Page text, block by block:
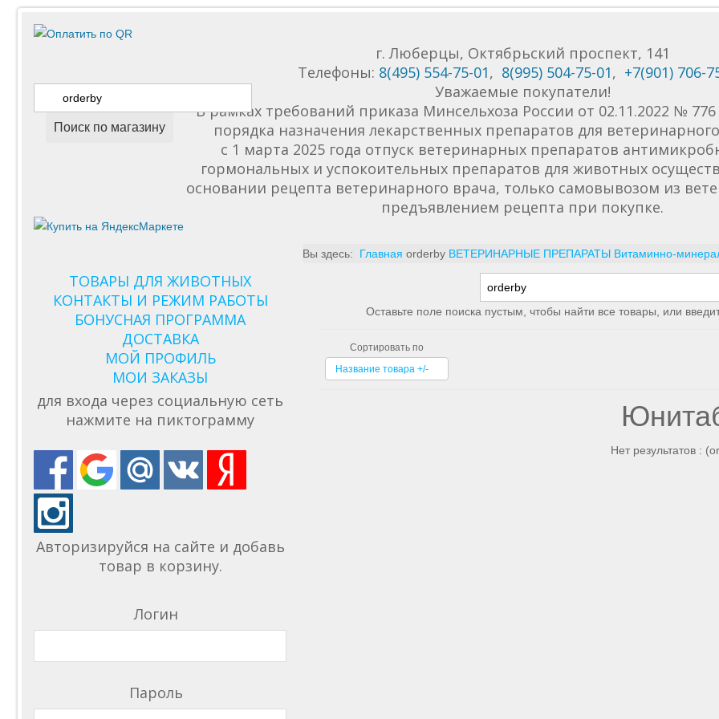
Поиск по магазину
г. Люберцы, Октябрьский проспект, 141
Телефоны: 8(495) 554-75-01, 8(995) 504-75-01, +7(901) 706-
Уважаемые покупатели!
В рамках требований приказа Минсельхоза России от 02.11.2022 №
порядка назначения лекарственных препаратов для
с 1 марта 2025 года отпуск ветеринарных препаратов
гормональных и успокоительных препаратов для животных
основании рецепта ветеринарного врача, только самовывозом из
предъявлением рецепта при покупке.
Вы здесь: Главная orderby ВЕТЕРИНАРНЫЕ ПРЕПАРАТЫ Витаминно-
ТОВАРЫ ДЛЯ ЖИВОТНЫХ
КОНТАКТЫ И РЕЖИМ РАБОТЫ
БОНУСНАЯ ПРОГРАММА
ДОСТАВКА
МОЙ ПРОФИЛЬ
МОИ ЗАКАЗЫ
для входа через социальную сеть
нажмите на пиктограмму
Авторизируйся на сайте и добавь
товар в корзину.
Логин
Пароль
Оставьте поле поиска пустым, чтобы найти все товары, или
Сортировать по
Название товара +/-
Нет результатов :